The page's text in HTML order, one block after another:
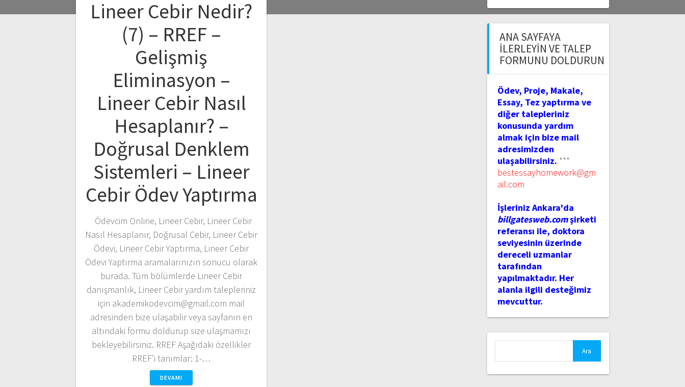
Lineer Cebir Nedir?
(7) – RREF –
Gelişmiş
Eliminasyon –
Lineer Cebir Nasıl
Hesaplanır? –
Doğrusal Denklem
Sistemleri – Lineer
Cebir Ödev Yaptırma
Ödevcim Online, Lineer Cebir, Lineer Cebir
Nasıl Hesaplanır, Doğrusal Cebir, Lineer Cebir
Ödevi, Lineer Cebir Yaptırma, Lineer Cebir
Ödevi Yaptırma aramalarınızın sonucu olarak
burada. Tüm bölümlerde Lineer Cebir
danışmanlık, Lineer Cebir yardım talepleriniz
için akademikodevcim@gmail.com mail
adresinden bize ulaşabilir veya sayfanın en
altındaki formu doldurup size ulaşmamızı
bekleyebilirsiniz. RREF Aşağıdaki özellikler
RREF’i tanımlar: 1-…
DEVAMI
ANA SAYFAYA
İLERLEYIN VE TALEP
FORMUNU DOLDURUN
Ödev, Proje, Makale,
Essay, Tez yaptırma ve
diğer talepleriniz
konusunda yardım
almak için bize mail
adresimizden
ulaşabilirsiniz. ***
bestessayhomework@gm
ail.com
İşleriniz Ankara'da
billgatesweb.comşirketi
referansı ile, doktora
seviyesinin üzerinde
dereceli uzmanlar
tarafından
yapılmaktadır. Her
alanla ilgili desteğimiz
mevcuttur.